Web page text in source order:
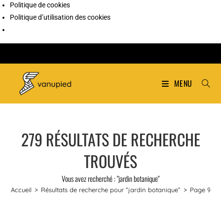
Politique de cookies
Politique d’utilisation des cookies
MENU
279 RÉSULTATS DE RECHERCHE
TROUVÉS
Vous avez recherché : "jardin botanique"
Accueil > Résultats de recherche pour “jardin botanique” > Page 9